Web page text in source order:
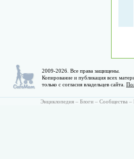
2009-2026. Все права защищены.
Копирование и публикация всех
только с согласия владельцев сайта.
Энциклопедия – Блоги – Сообщества –